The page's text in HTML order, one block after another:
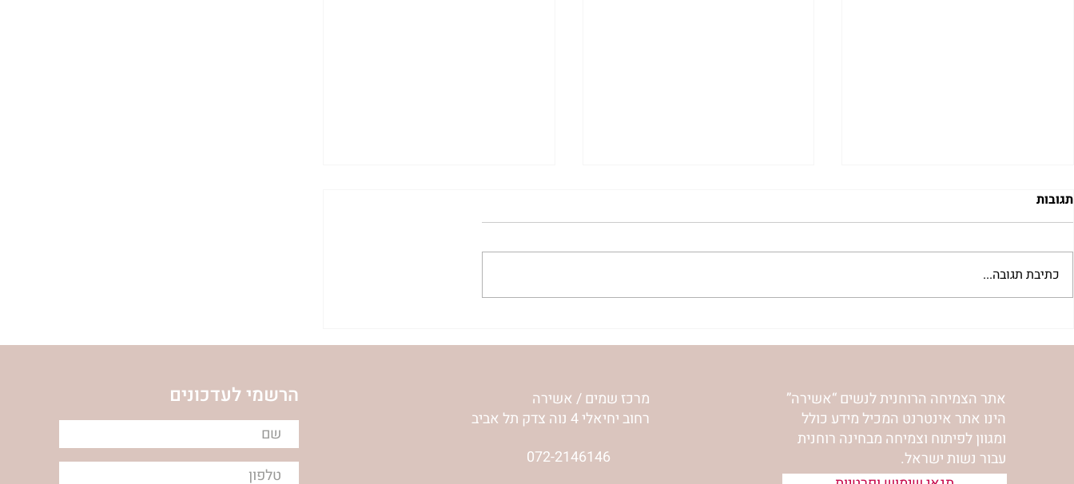
התמודדותו האישית של ר' נחמן
הר’ ימימה מזרחי עונה
נשו”ת אשירה | אתן שואלות
תגובות
כתיבת תגובה...
הרשמי לעדכונים
מרכז שמים / אשירה
רחוב יחיאלי 4 נוה צדק תל אביב
072-2146146
אתר הצמיחה הרוחנית לנשים “אשירה”
הינו אתר אינטרנט המכיל מידע כולל
ומגוון לפיתוח וצמיחה מבחינה רוחנית
עבור נשות ישראל.